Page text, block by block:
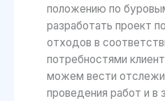
положению по
разработать проект
отходов в
потребностями
можем вести
проведения работ и в